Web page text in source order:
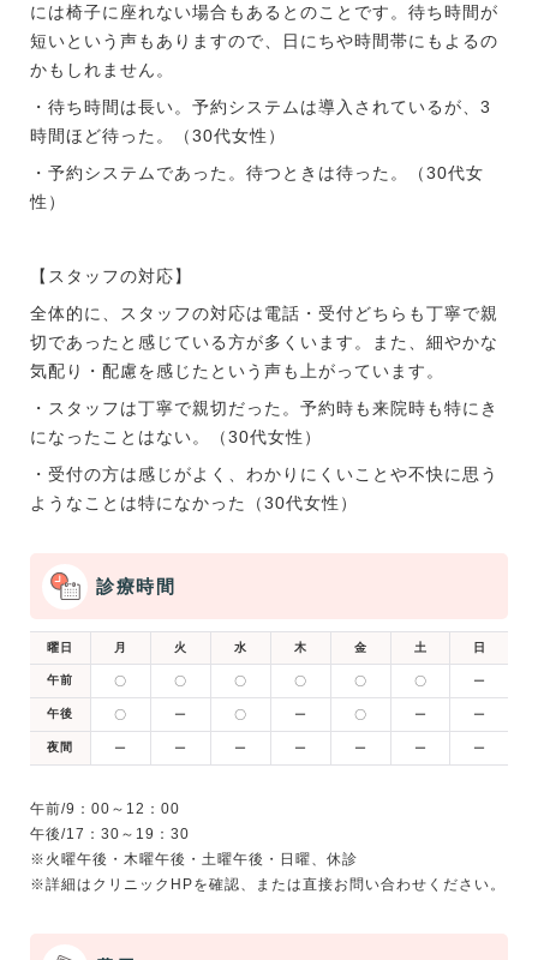
には椅子に座れない場合もあるとのことです。待ち時間が
短いという声もありますので、日にちや時間帯にもよるの
かもしれません。
・待ち時間は長い。予約システムは導入されているが、3
時間ほど待った。（30代女性）
・予約システムであった。待つときは待った。（30代女
性）
【スタッフの対応】
全体的に、スタッフの対応は電話・受付どちらも丁寧で親
切であったと感じている方が多くいます。また、細やかな
気配り・配慮を感じたという声も上がっています。
・スタッフは丁寧で親切だった。予約時も来院時も特にき
になったことはない。（30代女性）
・受付の方は感じがよく、わかりにくいことや不快に思う
ようなことは特になかった（30代女性）
診療時間
曜日 月 火 水 木 金 土 日
午前 〇 〇 〇 〇 〇 〇 ー
午後 〇 ー 〇 ー 〇 ー ー
夜間 ー ー ー ー ー ー ー
午前/9：00～12：00
午後/17：30～19：30
※火曜午後・木曜午後・土曜午後・日曜、休診